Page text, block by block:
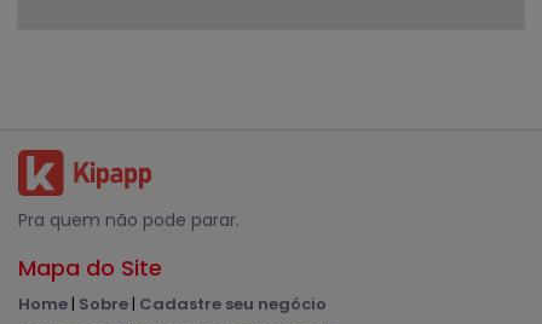
Pra quem não pode parar.
Mapa do Site
Home| Sobre| Cadastre seu negócio